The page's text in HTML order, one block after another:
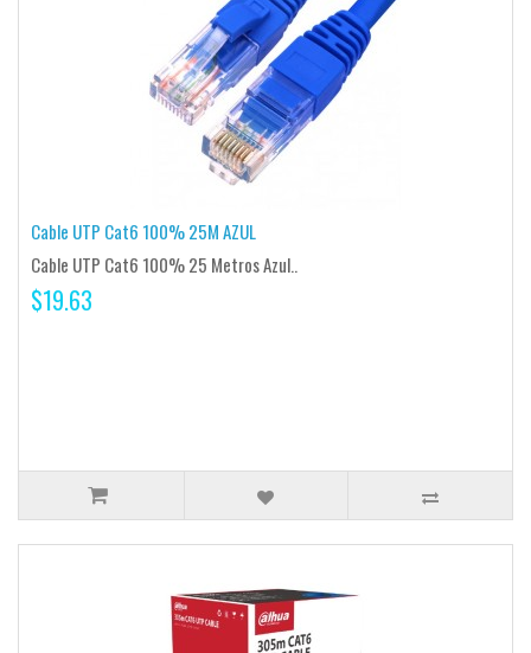
Cable UTP Cat6 100% 25M AZUL
Cable UTP Cat6 100% 25 Metros Azul..
$19.63